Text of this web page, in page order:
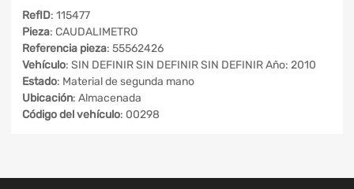
RefID: 115477
Pieza: CAUDALIMETRO
Referencia pieza: 55562426
Vehículo: SIN DEFINIR SIN DEFINIR SIN DEFINIR Año: 2010
Estado: Material de segunda mano
Ubicación: Almacenada
Código del vehículo: 00298